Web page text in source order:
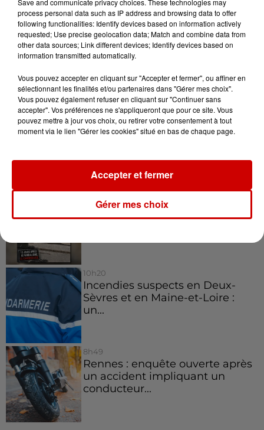
d'un jeune militaire, le combat
radical et sanguinaire d'un
général, les manœuvres politiques
d'un ministre de la défense et la
Infos
Voir plus
12h41
La comédienne rochefortaise
Dominique Frot est décédée
11h12
L’église de cette commune
d’Indre-et-Loire a été
10h20
Incendies suspects en Deux-
Sèvres et en Maine-et-Loire :
un...
8h49
Rennes : enquête ouverte après
un accident impliquant un
conducteur...
process personal data such as IP address and browsing data to offer
following functionalities: Identify devices based on information actively
requested; Use precise geolocation data; Match and combine data from
other data sources; Link different devices; Identify devices based on
information transmitted automatically.
Vous pouvez accepter en cliquant sur "Accepter et fermer", ou affiner en
sélectionnant les finalités et/ou partenaires dans "Gérer mes choix".
Vous pouvez également refuser en cliquant sur "Continuer sans
accepter". Vos préférences ne s'appliqueront que pour ce site. Vous
pouvez mettre à jour vos choix, ou retirer votre consentement à tout
moment via le lien "Gérer les cookies" situé en bas de chaque page.
Gérer mes choix
Accepter et fermer